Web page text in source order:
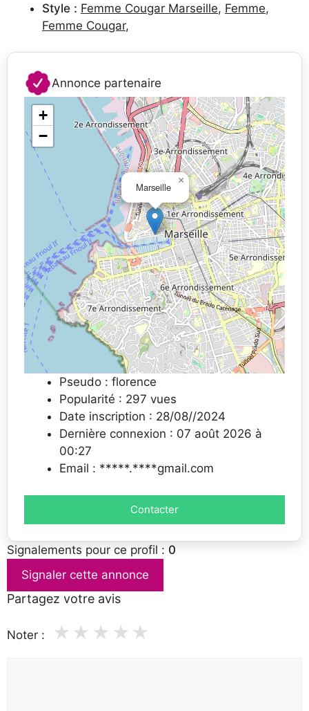
Style : Femme Cougar Marseille, Femme,
Femme Cougar,
Annonce partenaire
Marseille
×
+
−
Pseudo : florence
Popularité : 297 vues
Date inscription : 28/08//2024
Dernière connexion : 07 août 2026 à
00:27
Email : *****.****gmail.com
Contacter
Signalements pour ce profil : 0
Signaler cette annonce
Partagez votre avis
Noter : ★
★
★
★
★